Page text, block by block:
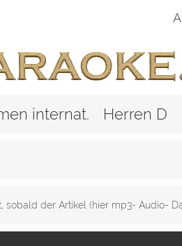
internat. Herren D
der Artikel (hier mp3- Audio-